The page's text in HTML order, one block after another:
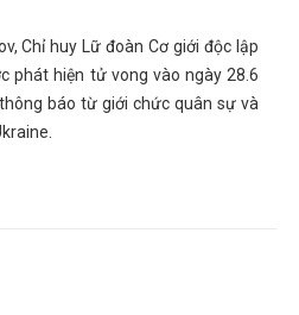
Chỉ huy Lữ đoàn Cơ giới độc lập
phát hiện tử vong vào ngày 28.6
báo từ giới chức quân sự và